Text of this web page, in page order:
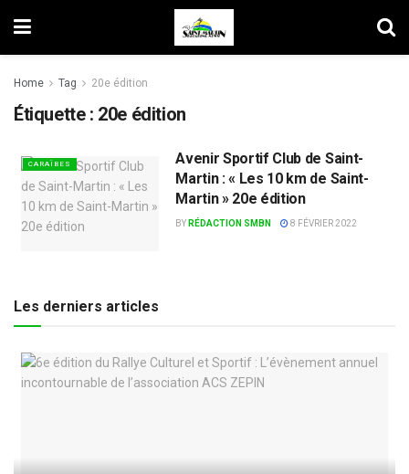
Home Tag 20e édition
Étiquette : 20e édition
CARAÏBES
Avenir Sportif Club de Saint-
Martin : « Les 10 km de Saint-
Martin » 20e édition
BY RÉDACTION SMBN 8 FÉVRIER 2022
Les derniers articles